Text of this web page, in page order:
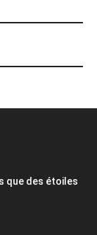
que des étoiles